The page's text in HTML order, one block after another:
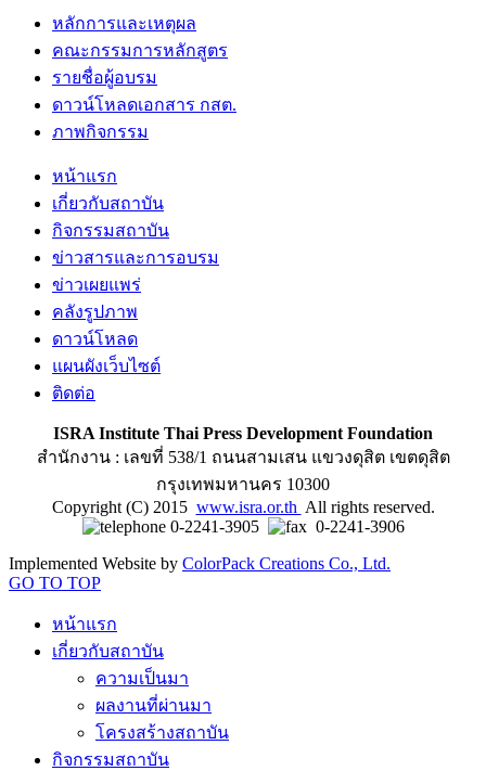
หลักการและเหตุผล
คณะกรรมการหลักสูตร
รายชื่อผู้อบรม
ดาวน์โหลดเอกสาร กสต.
ภาพกิจกรรม
หน้าแรก
เกี่ยวกับสถาบัน
กิจกรรมสถาบัน
ข่าวสารและการอบรม
ข่าวเผยแพร่
คลังรูปภาพ
ดาวน์โหลด
แผนผังเว็บไซต์
ติดต่อ
ISRA Institute Thai Press Development Foundation
สำนักงาน : เลขที่ 538/1 ถนนสามเสน แขวงดุสิต เขตดุสิต
กรุงเทพมหานคร 10300
Copyright (C) 2015 www.isra.or.th All rights reserved.
0-2241-3905
0-2241-3906
Implemented Website by ColorPack Creations Co., Ltd.
GO TO TOP
หน้าแรก
เกี่ยวกับสถาบัน
ความเป็นมา
ผลงานที่ผ่านมา
โครงสร้างสถาบัน
กิจกรรมสถาบัน